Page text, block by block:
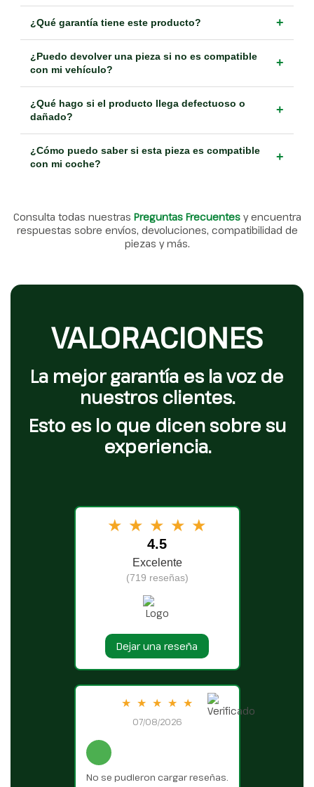
¿Qué garantía tiene este producto? +
¿Puedo devolver una pieza si no es compatible
con mi vehículo?
+
¿Qué hago si el producto llega defectuoso o
dañado?
+
¿Cómo puedo saber si esta pieza es compatible
con mi coche?
+
Consulta todas nuestras Preguntas Frecuentes y encuentra
respuestas sobre envíos, devoluciones, compatibilidad de
piezas y más.
VALORACIONES
La mejor garantía es la voz de
nuestros clientes.
Esto es lo que dicen sobre su
experiencia.
★ ★ ★ ★ ★
4.5
Excelente
(719 reseñas)
Dejar una reseña
★ ★ ★ ★ ★
07/08/2026
No se pudieron cargar reseñas.